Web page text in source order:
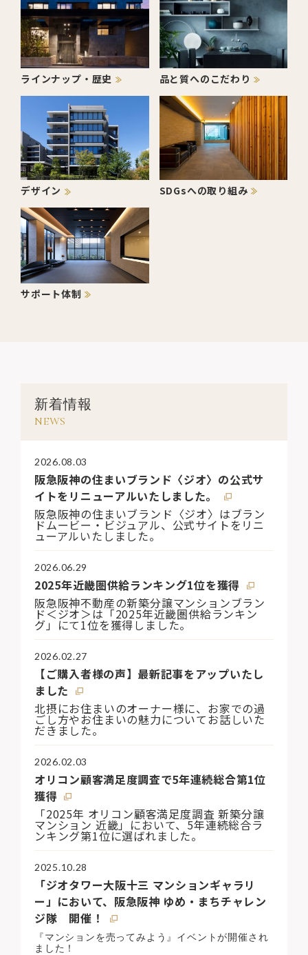
ラインナップ・歴史 品と質へのこだわり
デザイン SDGsへの取り組み
サポート体制
新着情報
NEWS
2026.08.03
阪急阪神の住まいブランド〈ジオ〉の公式サ
イトをリニューアルいたしました。
阪急阪神の住まいブランド〈ジオ〉はブラン
ドムービー・ビジュアル、公式サイトをリニ
ューアルいたしました。
2026.06.29
2025年近畿圏供給ランキング1位を獲得
阪急阪神不動産の新築分譲マンションブラン
ド＜ジオ＞は「2025年近畿圏供給ランキン
グ」にて1位を獲得しました。
2026.02.27
【ご購入者様の声】最新記事をアップいたし
ました
北摂にお住まいのオーナー様に、お家での過
ごし方やお住まいの魅力についてお話しいた
だきました。
2026.02.03
オリコン顧客満足度調査で5年連続総合第1位
獲得
「2025年 オリコン顧客満足度調査 新築分譲
マンション 近畿」において、5年連続総合ラ
ンキング第1位に選ばれました。
2025.10.28
「ジオタワー大阪十三 マンションギャラリ
ー」において、阪急阪神 ゆめ・まちチャレン
ジ隊 開催！
『マンションを売ってみよう』イベントが開催され
ました！